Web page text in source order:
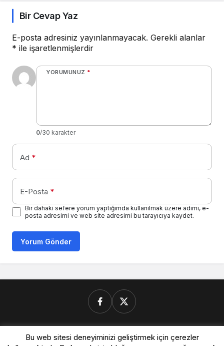
Bir Cevap Yaz
E-posta adresiniz yayınlanmayacak. Gerekli alanlar
* ile işaretlenmişlerdir
YORUMUNUZ *
0/30 karakter
Ad *
E-Posta *
Bir dahaki sefere yorum yaptığımda kullanılmak üzere adımı, e-
posta adresimi ve web site adresimi bu tarayıcıya kaydet.
Yorum Gönder
Donanimforum.com
Bu web sitesi deneyiminizi geliştirmek için çerezler